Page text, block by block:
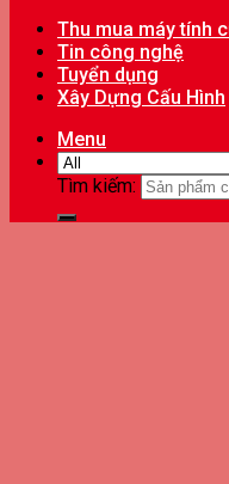
Thu mua máy tính
Tin công nghệ
Tuyển dụng
Xây Dựng Cấu Hình
Menu
Tìm kiếm: